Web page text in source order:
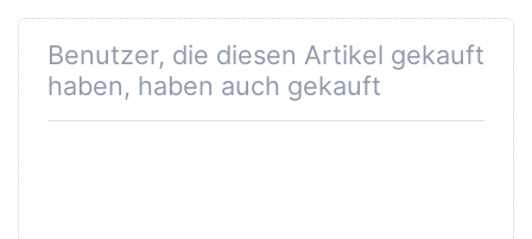
Benutzer, die diesen Artikel gekauft
haben, haben auch gekauft